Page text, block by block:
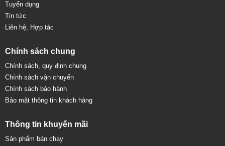
Tuyển dụng
Tin tức
Liên hệ, Hợp tác
Chính sách chung
Chính sách, quy định chung
Chính sách vận chuyển
Chính sách bảo hành
Bảo mật thông tin khách hàng
Thông tin khuyến mãi
Sản phẩm bán chạy